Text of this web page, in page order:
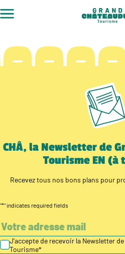
to
CHÂ, la Newsletter de
Tourisme EN
Recevez tous nos bons plans pour
"*" indicates required fields
J’accepte de recevoir la Newsletter
Tourisme*